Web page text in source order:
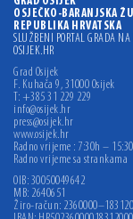
OSJEČKO-BARANJSKA
REPUBLIKA HRVATSKA
SLUŽBENI PORTAL GRADA NA
OSIJEK.HR
Grad Osijek
F. Kuhača 9, 31000 Osijek
T: +385 31 229 229
info@osijek.hr
press@osijek.hr
www.osijek.hr
Radno vrijeme : 7:30h –
Radno vrijeme sa strankama
OIB: 30050049642
MB: 2640651
Žiro-račun: